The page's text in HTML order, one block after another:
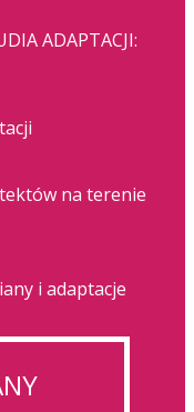
ADAPTACJI:
na terenie
i adaptacje